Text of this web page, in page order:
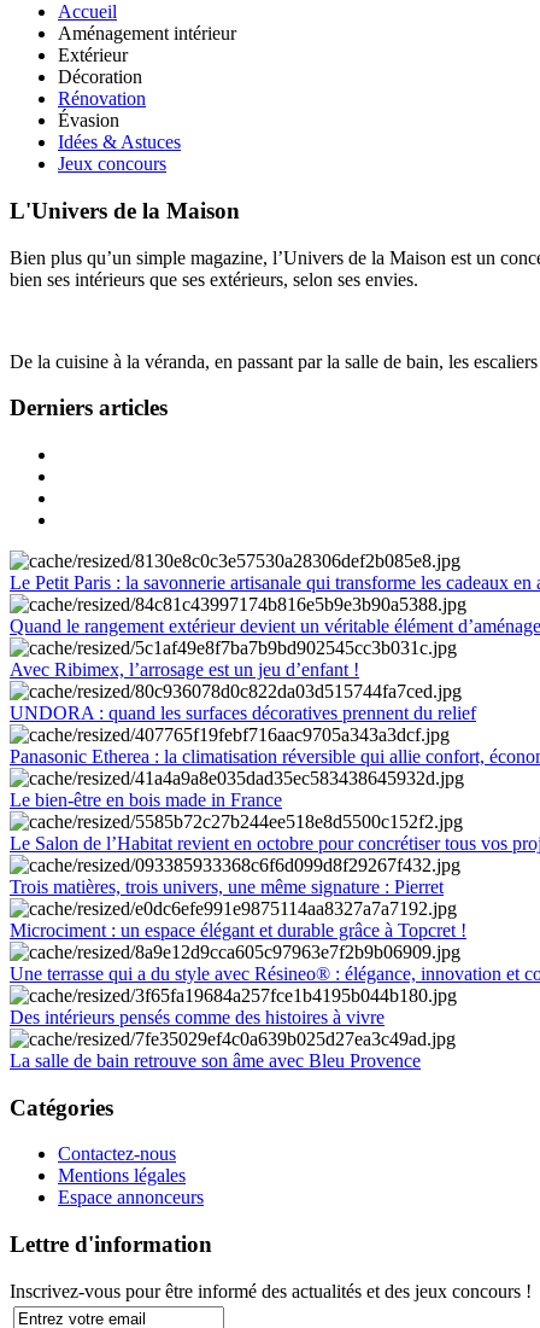
Accueil
Aménagement intérieur
Extérieur
Décoration
Rénovation
Évasion
Idées & Astuces
Jeux concours
L'Univers de la Maison
Bien plus qu’un simple magazine, l’Univers de la Maison est un
bien ses intérieurs que ses extérieurs, selon ses envies.
De la cuisine à la véranda, en passant par la salle de bain, les
Derniers articles
Le Petit Paris : la savonnerie artisanale qui transforme les cadeaux en
Quand le rangement extérieur devient un véritable élément
Avec Ribimex, l’arrosage est un jeu d’enfant !
UNDORA : quand les surfaces décoratives prennent du relief
Panasonic Etherea : la climatisation réversible qui allie confort,
Le bien-être en bois made in France
Le Salon de l’Habitat revient en octobre pour concrétiser tous vos
Trois matières, trois univers, une même signature : Pierret
Microciment : un espace élégant et durable grâce à Topcret !
Une terrasse qui a du style avec Résineo® : élégance, innovation et
Des intérieurs pensés comme des histoires à vivre
La salle de bain retrouve son âme avec Bleu Provence
Catégories
Contactez-nous
Mentions légales
Espace annonceurs
Lettre d'information
Inscrivez-vous pour être informé des actualités et des jeux concours !